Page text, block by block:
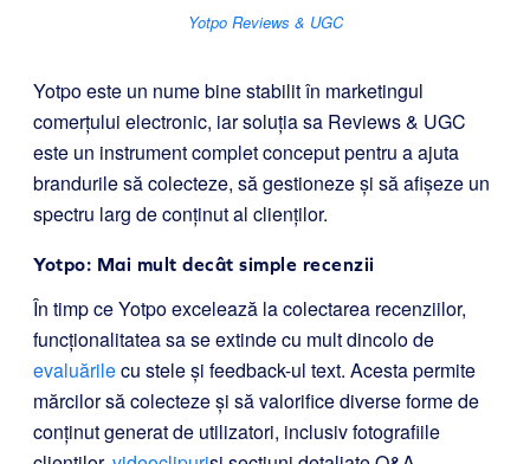
Yotpo Reviews & UGC
Yotpo este un nume bine stabilit în marketingul
comerțului electronic, iar soluția sa Reviews & UGC
este un instrument complet conceput pentru a ajuta
brandurile să colecteze, să gestioneze și să afișeze un
spectru larg de conținut al clienților.
Yotpo: Mai mult decât simple recenzii
În timp ce Yotpo excelează la colectarea recenziilor,
funcționalitatea sa se extinde cu mult dincolo de
evaluărilecu stele și feedback-ul text. Acesta permite
mărcilor să colecteze și să valorifice diverse forme de
conținut generat de utilizatori, inclusiv fotografiile